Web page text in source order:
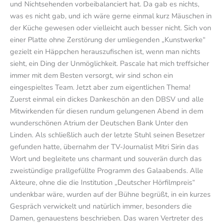
und Nichtsehenden vorbeibalanciert hat. Da gab es nichts,
was es nicht gab, und ich wäre gerne einmal kurz Mäuschen in
der Küche gewesen oder vielleicht auch besser nicht. Sich von
einer Platte ohne Zerstörung der umliegenden „Kunstwerke“
gezielt ein Häppchen herauszufischen ist, wenn man nichts
sieht, ein Ding der Unmöglichkeit. Pascale hat mich treffsicher
immer mit dem Besten versorgt, wir sind schon ein
eingespieltes Team. Jetzt aber zum eigentlichen Thema!
Zuerst einmal ein dickes Dankeschön an den DBSV und alle
Mitwirkenden für diesen rundum gelungenen Abend in dem
wunderschönen Atrium der Deutschen Bank Unter den
Linden. Als schließlich auch der letzte Stuhl seinen Besetzer
gefunden hatte, übernahm der TV-Journalist Mitri Sirin das
Wort und begleitete uns charmant und souverän durch das
zweistündige prallgefüllte Programm des Galaabends. Alle
Akteure, ohne die die Institution „Deutscher Hörfilmpreis“
undenkbar wäre, wurden auf der Bühne begrüßt, in ein kurzes
Gespräch verwickelt und natürlich immer, besonders die
Damen, genauestens beschrieben. Das waren Vertreter des